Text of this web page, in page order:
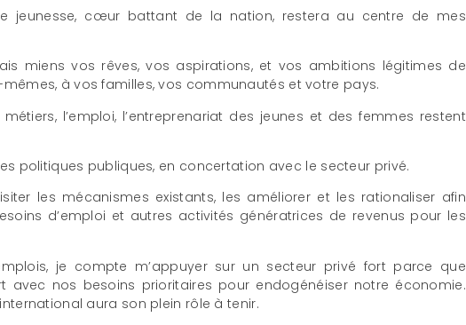
jeunesse, cœur battant de la nation, restera au centre de mes
miens vos rêves, vos aspirations, et vos ambitions légitimes de
à vos familles, vos communautés et votre pays.
l’emploi, l’entreprenariat des jeunes et des femmes restent
politiques publiques, en concertation avec le secteur privé.
les mécanismes existants, les améliorer et les rationaliser afin
d’emploi et autres activités génératrices de revenus pour les
je compte m’appuyer sur un secteur privé fort parce que
avec nos besoins prioritaires pour endogénéiser notre économie.
aura son plein rôle à tenir.